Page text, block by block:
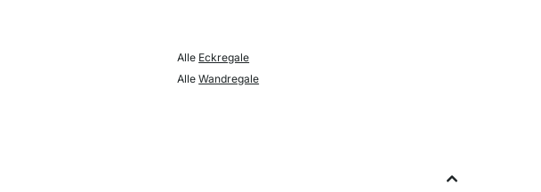
Alle Eckregale
AlleWandregale